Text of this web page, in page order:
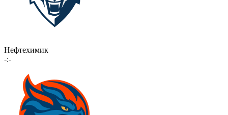
Нефтехимик
-:-